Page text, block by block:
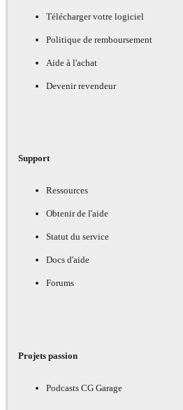
Télécharger votre logiciel
Politique de remboursement
Aide à l'achat
Devenir revendeur
Support
Ressources
Obtenir de l'aide
Statut du service
Docs d'aide
Forums
Projets passion
Podcasts CG Garage